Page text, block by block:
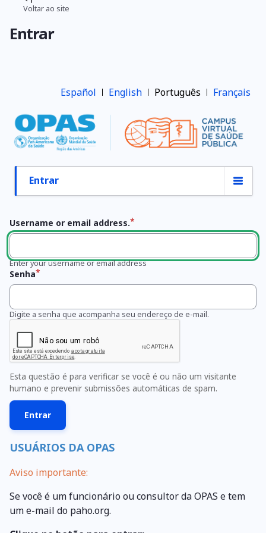
Pular
de
Voltar ao site
Entrar
Español English Português Français
Abas
Entrar
Username or email address.
Enter your username or email address
Senha
Digite a senha que acompanha seu endereço de e-mail.
Esta questão é para verificar se você é ou não um visitante
humano e prevenir submissões automáticas de spam.
USUÁRIOS DA OPAS
Aviso importante:
Se você é um funcionário ou consultor da OPAS e tem
um e-mail do paho.org.